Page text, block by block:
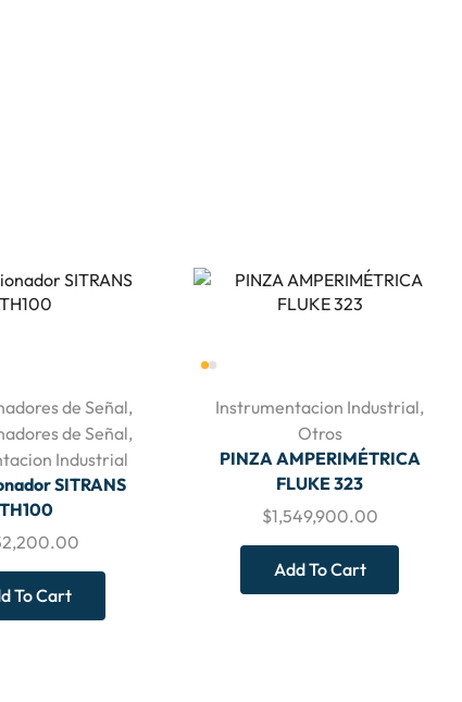
de Señal,
de Señal,
Industrial
SITRANS
TH100
To Cart
Instrumentacion Industrial,
Otros
PINZA AMPERIMÉTRICA
FLUKE 323
$1,549,900.00
Add To Cart